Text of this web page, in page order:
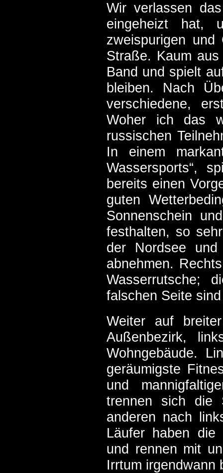
Wir verlassen
eingeheizt hat,
zweispurigen
Straße. Kaum
Band und spielt
bleiben. Nach
verschiedene,
Woher ich das
russischen
In einem
Wassersports“,
bereits einen
guten
Sonnenschein
festhalten, so
der Nordsee
abnehmen.
Wasserrutsche;
falschen Seite
Weiter auf
Außenbezirk,
Wohngebäude.
geräumigste
und
trennen sich die
anderen nach
Läufer haben die
und rennen mit
Irrtum irgendwann